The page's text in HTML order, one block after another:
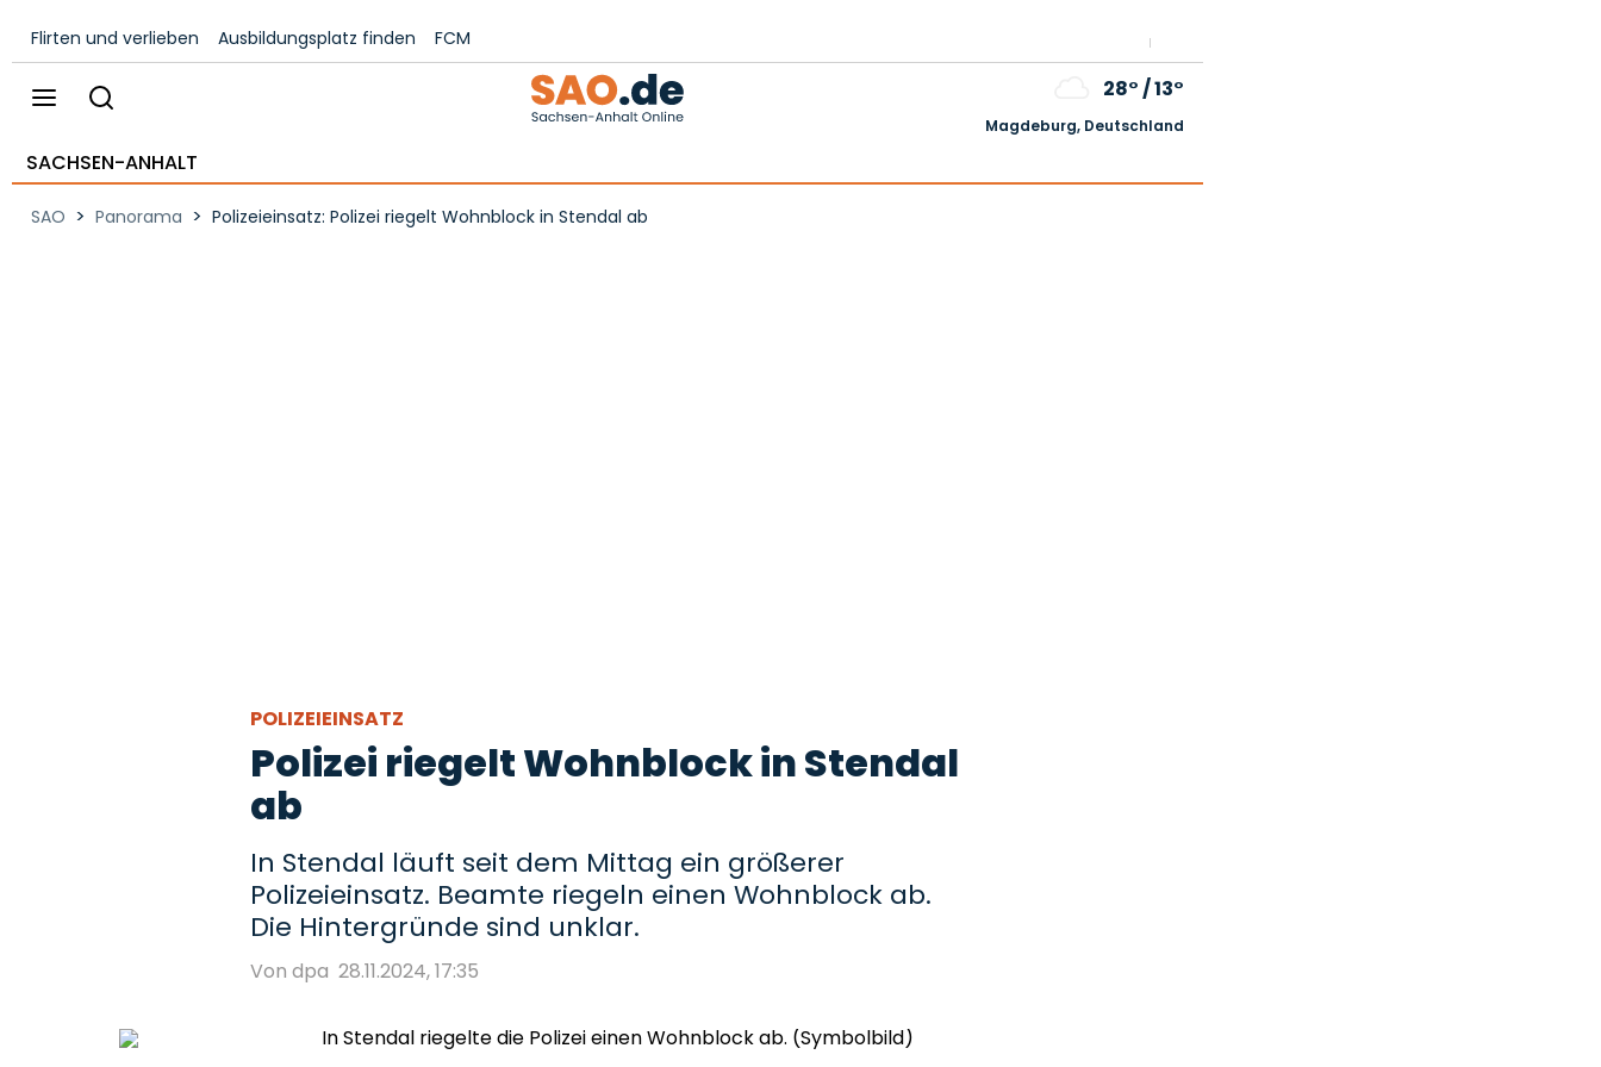
Flirten und verlieben Ausbildungsplatz finden FCM
28°/13°
Magdeburg, Deutschland
SACHSEN-ANHALT
SAO > Panorama > Polizeieinsatz: Polizei riegelt Wohnblock in Stendal ab
POLIZEIEINSATZ
Polizei riegelt Wohnblock in Stendal
ab
In Stendal läuft seit dem Mittag ein größerer
Polizeieinsatz. Beamte riegeln einen Wohnblock ab.
Die Hintergründe sind unklar.
Von dpa 28.11.2024, 17:35